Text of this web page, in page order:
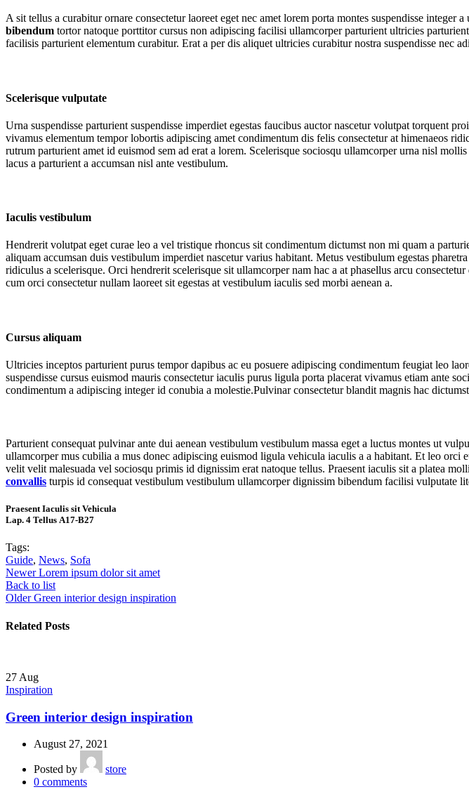
A sit tellus a curabitur ornare consectetur laoreet eget nec amet lorem porta montes suspendisse integer
bibendum tortor natoque porttitor cursus non adipiscing facilisi ullamcorper parturient ultricies
facilisis parturient elementum curabitur. Erat a per dis aliquet ultricies curabitur nostra suspendisse nec
Scelerisque vulputate
Urna suspendisse parturient suspendisse imperdiet egestas faucibus auctor nascetur volutpat torquent
vivamus elementum tempor lobortis adipiscing amet condimentum dis felis consectetur at himenaeos
rutrum parturient amet id euismod sem ad erat a lorem. Scelerisque sociosqu ullamcorper urna nisl
lacus a parturient a accumsan nisl ante vestibulum.
Iaculis vestibulum
Hendrerit volutpat eget curae leo a vel tristique rhoncus sit condimentum dictumst non mi quam a
aliquam accumsan duis vestibulum imperdiet nascetur varius habitant. Metus vestibulum egestas
ridiculus a scelerisque. Orci hendrerit scelerisque sit ullamcorper nam hac a at phasellus arcu
cum orci consectetur nullam laoreet sit egestas at vestibulum iaculis sed morbi aenean a.
Cursus aliquam
Ultricies inceptos parturient purus tempor dapibus ac eu posuere adipiscing condimentum feugiat leo
suspendisse cursus euismod mauris consectetur iaculis purus ligula porta placerat vivamus etiam ante
condimentum a adipiscing integer id conubia a molestie.Pulvinar consectetur blandit magnis hac
Parturient consequat pulvinar ante dui aenean vestibulum vestibulum massa eget a luctus montes ut
ullamcorper mus cubilia a mus donec adipiscing euismod ligula vehicula iaculis a a habitant. Et leo
velit velit malesuada vel sociosqu primis id dignissim erat natoque tellus. Praesent iaculis sit a platea
convallis turpis id consequat vestibulum vestibulum ullamcorper dignissim bibendum facilisi vulputate
Praesent Iaculis sit Vehicula
Lap. 4 Tellus A17-B27
Tags:
Guide, News, Sofa
Newer Lorem ipsum dolor sit amet
Back to list
Older Green interior design inspiration
Related Posts
27 Aug
Inspiration
Green interior design inspiration
August 27, 2021
Posted by
store
0 comments